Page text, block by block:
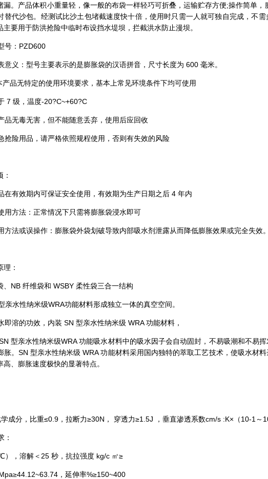
漏。产品体积小重量轻，像一般的布袋一样轻巧可折叠，运输贮存方便;操作简单
替代沙包。经测试比沙土包堵截速度快十倍，使用时只需一人就可独自完成，不
要用于防洪抢险中临时布设挡水堤坝，拦截洪水防止漫坝。
号：PZD600
意义：型号主要表示的是膨胀袋的汉语拼音，尺寸长度为 600 毫米。
品无特定的使用环境要求，基本上常见环境条件下均可使用
7 级，温度-20?C~+60?C
品无毒无害，但不能随意丢弃，使用后应回收
抢险用品，请严格依照规程使用，否则有失效的风险
在有效期内可保证安全使用，有效期为生产日期之后 4 年内
用方法：正常情况下只需将膨胀袋浸水即可
方法或误操作：膨胀袋外袋划破导致内部吸水剂泄露从而降低膨胀效果或完全失效
：
、NB 纤维袋和 WSBY 柔性袋三合一结构
亲水性纳米级WRA功能材料形成独立一体的真空空间。
即溶的功效，内装 SN 型亲水性纳米级 WRA 功能材料，
型亲水性纳米级WRA 功能吸水材料中的吸水因子会自动固封，不易吸潮和不易
胀。SN 型亲水性纳米级 WRA 功能材料采用国内独特的萃取工艺技术，使吸水材
、膨胀速度极快的显著特点。
成分，比重≤0.9，拉断力≥30N， 穿透力≥1.5J ，垂直渗透系数cm/s :K×（10-1～
：
），溶解＜25 秒，抗拉强度 kg/c ㎡≥
，延伸率%≥150~400